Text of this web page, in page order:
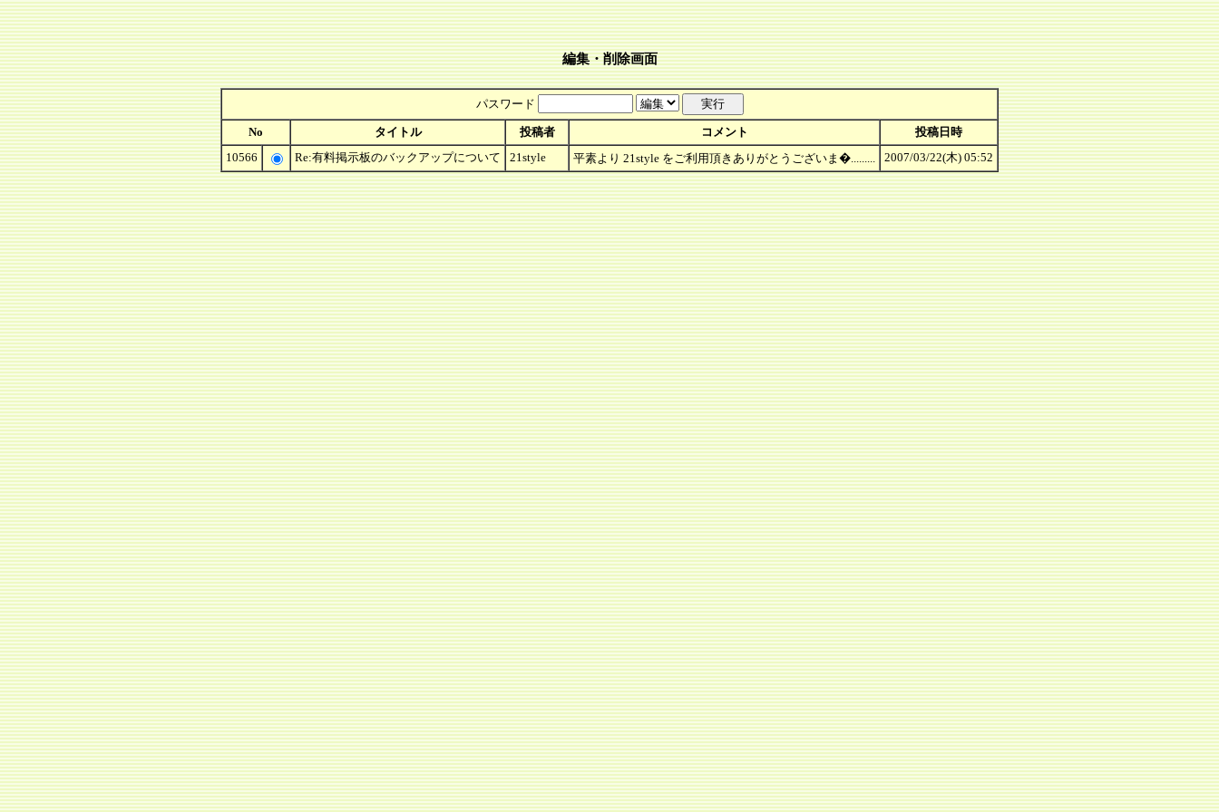
編集・削除画面
パスワード
No タイトル 投稿者 コメント
投稿日時
10566
Re:有料掲示板のバックアップについて 21style 平素より 21style をご利用頂きありがとうございま�......... 2007/03/22(木) 05:52